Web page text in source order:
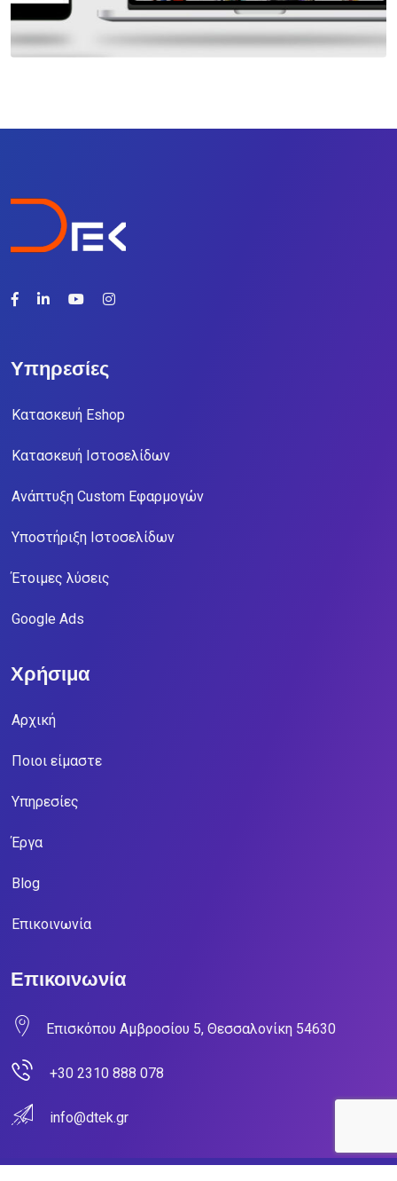
Υπηρεσίες
Κατασκευή Eshop
Κατασκευή Ιστοσελίδων
Ανάπτυξη Custom Εφαρμογών
Υποστήριξη Ιστοσελίδων
Έτοιμες λύσεις
Google Ads
Χρήσιμα
Αρχική
Ποιοι είμαστε
Υπηρεσίες
Έργα
Blog
Επικοινωνία
Επικοινωνία
Επισκόπου Αμβροσίου 5, Θεσσαλονίκη 54630
+30 2310 888 078
info@dtek.gr